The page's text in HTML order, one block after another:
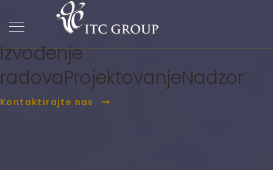
PC Građevina
Izvođenje
radovaProjektovanjeNadzor
Kontaktirajte nas